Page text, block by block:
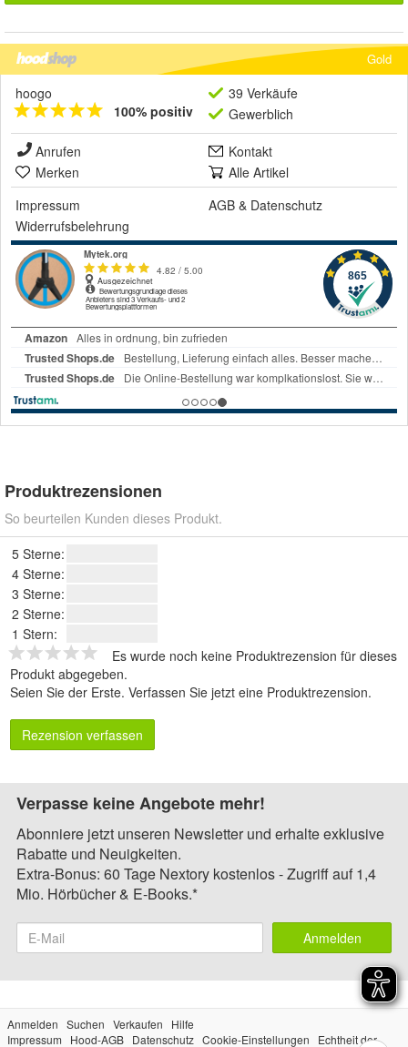
Gold
hoogo
100% positiv
39 Verkäufe
Gewerblich
Anrufen
Kontakt
Merken
Alle Artikel
Impressum
AGB & Datenschutz
Widerrufsbelehrung
Produktrezensionen
So beurteilen Kunden dieses Produkt.
5 Sterne:
4 Sterne:
3 Sterne:
2 Sterne:
1 Stern:
Es wurde noch keine Produktrezension für dieses
Produkt abgegeben.
Seien Sie der Erste. Verfassen Sie jetzt eine Produktrezension.
Rezension verfassen
Verpasse keine Angebote mehr!
Abonniere jetzt unseren Newsletter und erhalte exklusive
Rabatte und Neuigkeiten.
Extra-Bonus: 60 Tage Nextory kostenlos - Zugriff auf 1,4
Mio. Hörbücher & E-Books.*
Anmelden
Anmelden Suchen Verkaufen
Hilfe
Impressum
Hood-AGB Datenschutz Cookie-Einstellungen Echtheit der